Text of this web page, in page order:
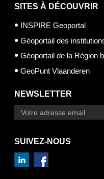
SITES À DÉCOUVRIR
INSPIRE Geoportal
Géoportail des
Géoportail de la Région
GeoPunt Vlaanderen
NEWSLETTER
SUIVEZ-NOUS